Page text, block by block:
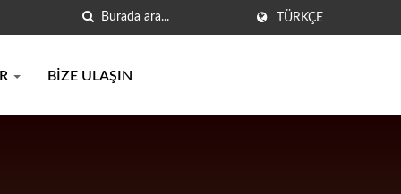
TÜRKÇE
BIZE ULAŞIN